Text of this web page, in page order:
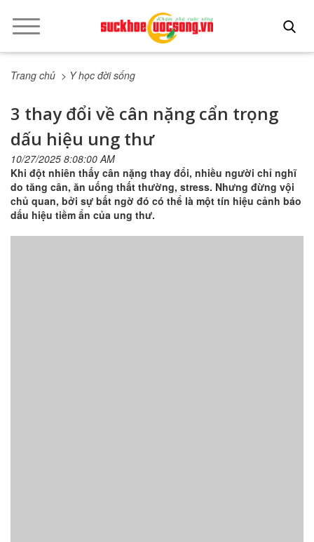
Trang chủ > Y học đời sống
3 thay đổi về cân nặng cẩn trọng
dấu hiệu ung thư
10/27/2025 8:08:00 AM
Khi đột nhiên thấy cân nặng thay đổi, nhiều người chỉ nghĩ
do tăng cân, ăn uống thất thường, stress. Nhưng đừng vội
chủ quan, bởi sự bất ngờ đó có thể là một tín hiệu cảnh báo
dấu hiệu tiềm ẩn của ung thư.